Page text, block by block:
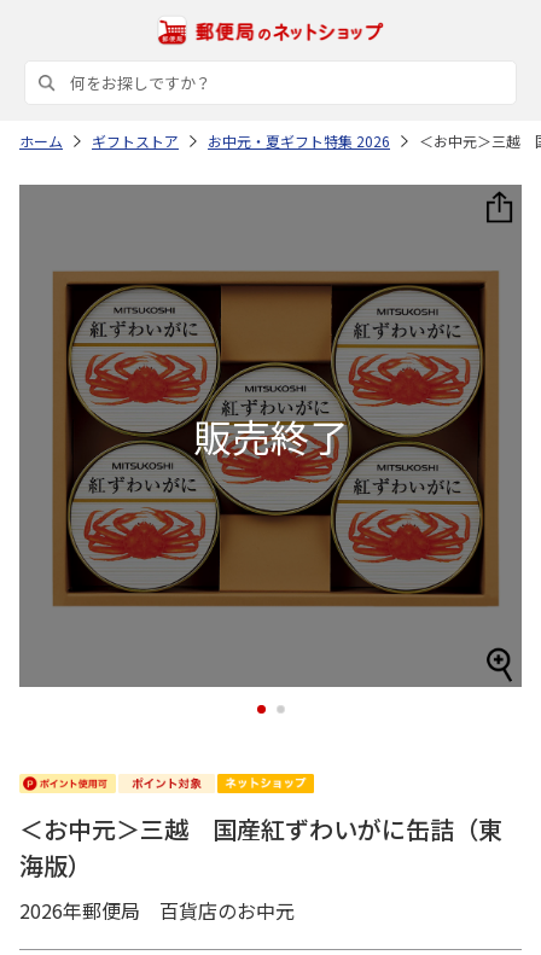
ホーム ギフトストア お中元・夏ギフト特集 2026 ＜お中元＞三越
1 2
＜お中元＞三越 国産紅ずわいがに缶詰（東
海版）
2026年郵便局 百貨店のお中元